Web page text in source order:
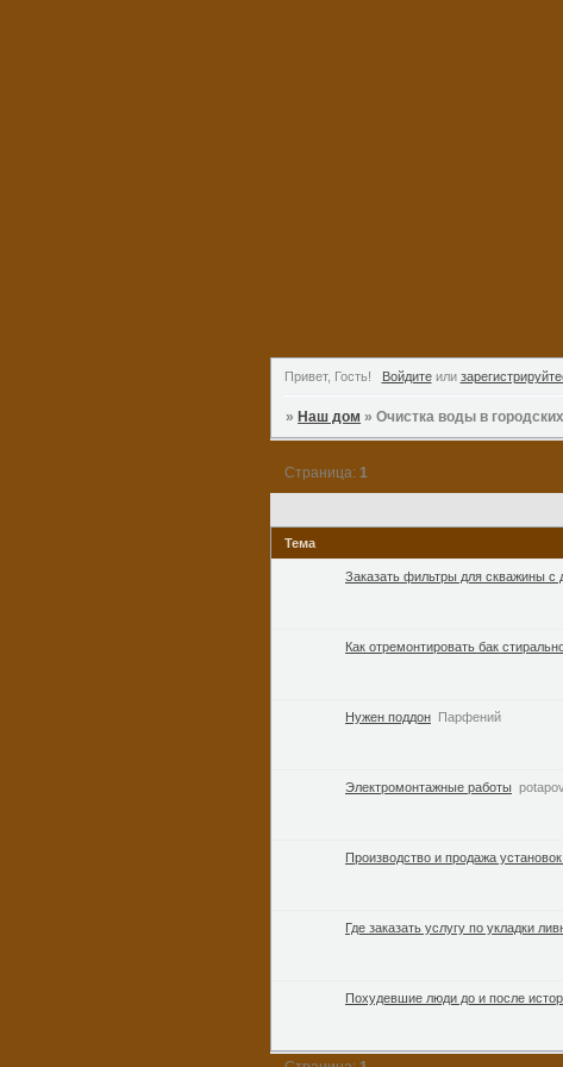
Привет, Гость! Войдитеили
»Наш дом »Очистка воды в
Страница: 1
Тема
Заказать фильтры для скважины с
Как отремонтировать бак
Нужен поддон Парфений
Электромонтажные работы
Производство и продажа
Где заказать услугу по укладки
Похудевшие люди до и после